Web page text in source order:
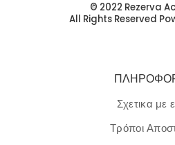
© 2022 Rezerva
All Rights Reserved
Σχετικα με
Τρόποι